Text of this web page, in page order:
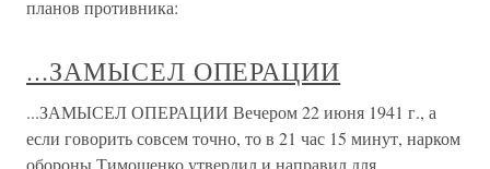
Замысел Вечером 22 июня 1941 г., а если говорить совсем
точно, то в 21 час 15 минут, нарком обороны Тимошенко
утвердил и направил для исполнения командованию
западных округов (фронтов) Директиву № 3.В этом